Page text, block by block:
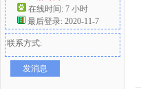
在线时间: 7 小时
最后登录: 2020-11-7
联系方式:
发消息